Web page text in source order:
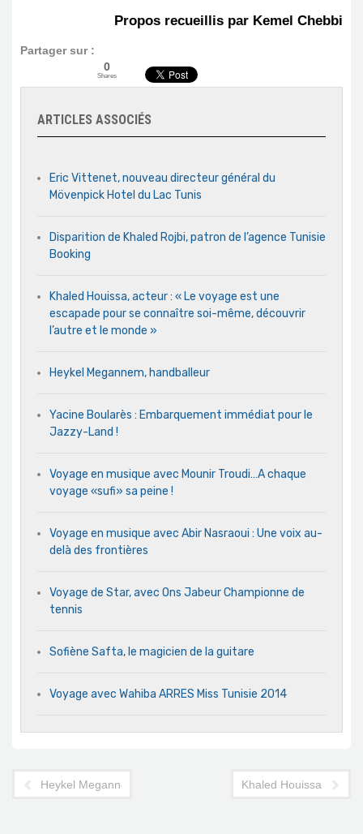
Propos recueillis par Kemel Chebbi
Partager sur :
0
Shares
ARTICLES ASSOCIÉS
Eric Vittenet, nouveau directeur général du
Mövenpick Hotel du Lac Tunis
Disparition de Khaled Rojbi, patron de l’agence Tunisie
Booking
Khaled Houissa, acteur : « Le voyage est une
escapade pour se connaître soi-même, découvrir
l’autre et le monde »
Heykel Megannem, handballeur
Yacine Boularès : Embarquement immédiat pour le
Jazzy-Land !
Voyage en musique avec Mounir Troudi…A chaque
voyage «sufi» sa peine !
Voyage en musique avec Abir Nasraoui : Une voix au-
delà des frontières
Voyage de Star, avec Ons Jabeur Championne de
tennis
Sofiène Safta, le magicien de la guitare
Voyage avec Wahiba ARRES Miss Tunisie 2014
Heykel Megannem, handballeur Khaled Houissa,